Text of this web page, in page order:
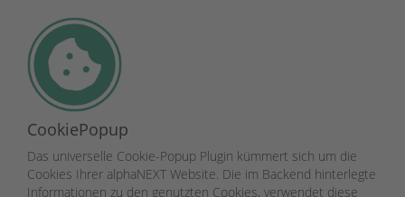
CookiePopup
Das universelle Cookie-Popup Plugin kümmert sich um die
Cookies Ihrer alphaNEXT Website. Die im Backend hinterlegte
Informationen zu den genutzten Cookies, verwendet diese